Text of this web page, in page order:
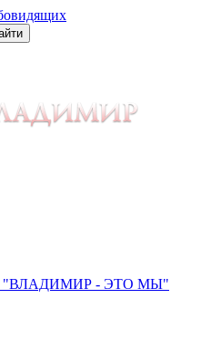
"ВЛАДИМИР - ЭТО МЫ"